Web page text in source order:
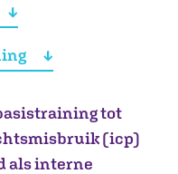
tot
(icp)
als interne